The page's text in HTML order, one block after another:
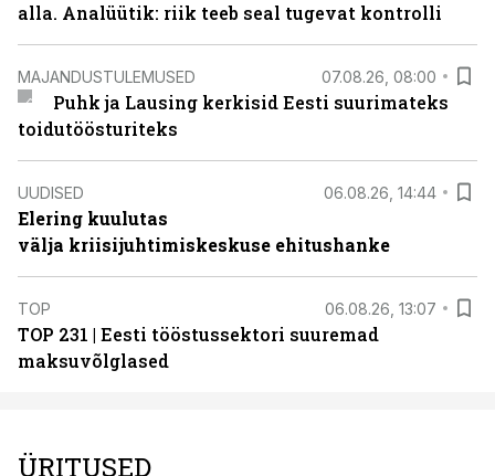
alla. Analüütik: riik teeb seal tugevat kontrolli
MAJANDUSTULEMUSED 07.08.26, 08:00
Puhk ja Lausing kerkisid Eesti suurimateks
toidutöösturiteks
UUDISED 06.08.26, 14:44
Elering kuulutas
välja kriisijuhtimiskeskuse ehitushanke
TOP 06.08.26, 13:07
TOP 231 | Eesti tööstussektori suuremad
maksuvõlglased
ÜRITUSED